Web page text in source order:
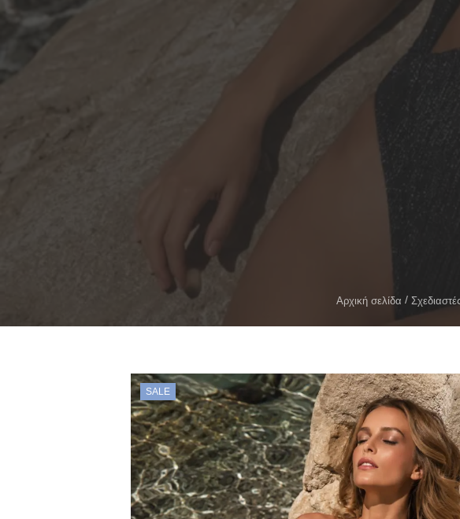
Αρχική σελίδα
SALE